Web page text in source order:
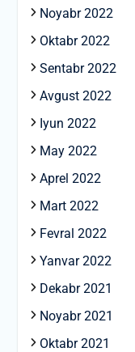
Noyabr 2022
Oktabr 2022
Sentabr 2022
Avgust 2022
Iyun 2022
May 2022
Aprel 2022
Mart 2022
Fevral 2022
Yanvar 2022
Dekabr 2021
Noyabr 2021
Oktabr 2021